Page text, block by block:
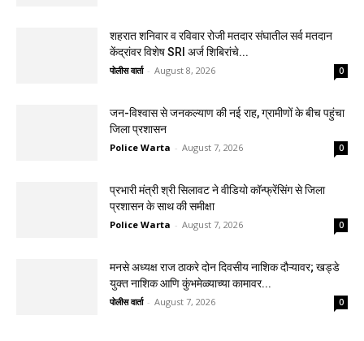
शहरात शनिवार व रविवार रोजी मतदार संघातील सर्व मतदान
केंद्रांवर विशेष SRI अर्ज शिबिरांचे...
पोलीस वार्ता - August 8, 2026 0
जन-विश्वास से जनकल्याण की नई राह, ग्रामीणों के बीच पहुंचा
जिला प्रशासन
Police Warta - August 7, 2026 0
प्रभारी मंत्री श्री सिलावट ने वीडियो कॉन्फ्रेंसिंग से जिला
प्रशासन के साथ की समीक्षा
Police Warta - August 7, 2026 0
मनसे अध्यक्ष राज ठाकरे दोन दिवसीय नाशिक दौऱ्यावर; खड्डे
युक्त नाशिक आणि कुंभमेळ्याच्या कामावर...
पोलीस वार्ता - August 7, 2026 0